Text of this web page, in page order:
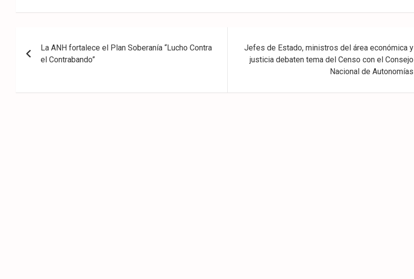
de
La ANH fortalece el Plan Soberanía “Lucho Contra
el Contrabando”
Jefes de Estado, ministros del área económica y
justicia debaten tema del Censo con el Consejo
Nacional de Autonomías